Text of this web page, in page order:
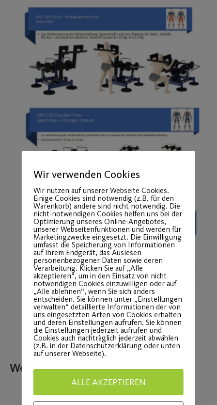
Weitere Beiträge
Wir verwenden Cookies
Wir nutzen auf unserer Webseite Cookies.
Einige Cookies sind notwendig (z.B. für den
Warenkorb) andere sind nicht notwendig. Die
nicht-notwendigen Cookies helfen uns bei der
Optimierung unseres Online-Angebotes,
unserer Webseitenfunktionen und werden für
Marketingzwecke eingesetzt. Die Einwilligung
umfasst die Speicherung von Informationen
auf Ihrem Endgerät, das Auslesen
personenbezogener Daten sowie deren
Verarbeitung. Klicken Sie auf „Alle
akzeptieren“, um in den Einsatz von nicht
notwendigen Cookies einzuwilligen oder auf
„Alle ablehnen“, wenn Sie sich anders
entscheiden. Sie können unter „Einstellungen
verwalten“ detaillierte Informationen der von
uns eingesetzten Arten von Cookies erhalten
und deren Einstellungen aufrufen. Sie können
die Einstellungen jederzeit aufrufen und
Cookies auch nachträglich jederzeit abwählen
(z.B. in der Datenschutzerklärung oder unten
auf unserer Webseite).
ALLE AKZEPTIEREN